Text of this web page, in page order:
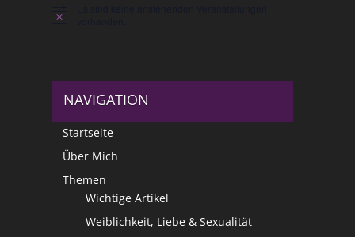
Hinweis
NAVIGATION
Startseite
Über Mich
Themen
Wichtige Artikel
Weiblichkeit, Liebe & Sexualität